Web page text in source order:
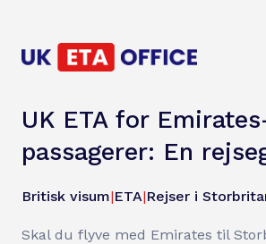
UK ETA for
passagerer: En
Britisk visum|ETA|Rejser i
Skal du flyve med Emirates til